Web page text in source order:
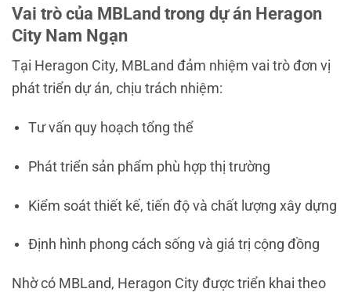
Vai trò của MBLand trong dự án Heragon
City Nam Ngạn
Tại Heragon City, MBLand đảm nhiệm vai trò đơn vị
phát triển dự án, chịu trách nhiệm:
Tư vấn quy hoạch tổng thể
Phát triển sản phẩm phù hợp thị trường
Kiểm soát thiết kế, tiến độ và chất lượng xây dựng
Định hình phong cách sống và giá trị cộng đồng
Nhờ có MBLand, Heragon City được triển khai theo